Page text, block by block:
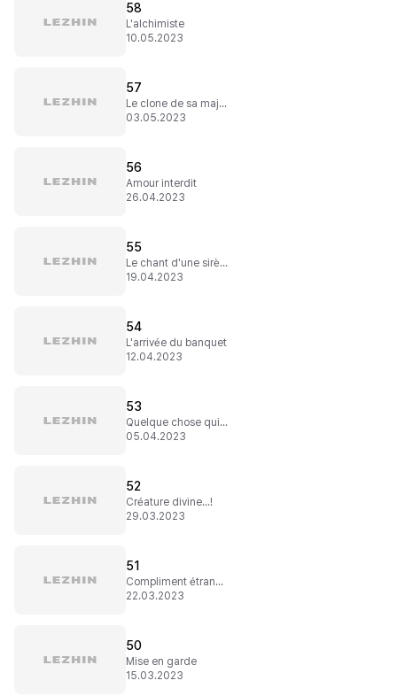
58
L'alchimiste
10.05.2023
57
Le clone de sa majesté
03.05.2023
56
Amour interdit
26.04.2023
55
Le chant d'une sirène
19.04.2023
54
L'arrivée du banquet
12.04.2023
53
Quelque chose qui en vaut la peine
05.04.2023
52
Créature divine...!
29.03.2023
51
Compliment étrange
22.03.2023
50
Mise en garde
15.03.2023